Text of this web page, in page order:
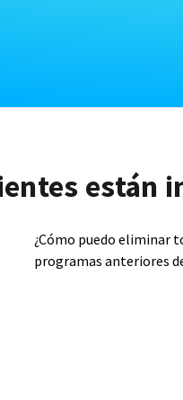
están
¿Cómo puedo eliminar
programas anteriores